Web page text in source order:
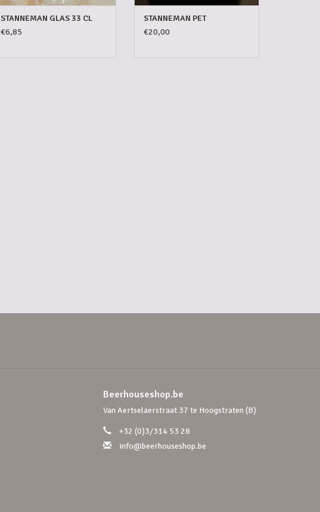
STANNEMAN GLAS 33 CL
€6,85
STANNEMAN PET
€20,00
Beerhouseshop.be
Van Aertselaerstraat 37 te Hoogstraten (B)
+32 (0)3/314 53 28
info@beerhouseshop.be